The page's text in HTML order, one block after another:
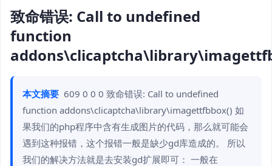
致命错误: Call to undefined
function
本文摘要 609 0 0 0 致命错误: Call to undefined
function addons\clicaptcha\library\imagettfbbox() 如
果我们的php程序中含有生成图片的代码，那么就可能会
遇到这种报错，这个报错一般是缺少gd库造成的。 所以
我们的解决方法就是去安装gd扩展即可： 一般在